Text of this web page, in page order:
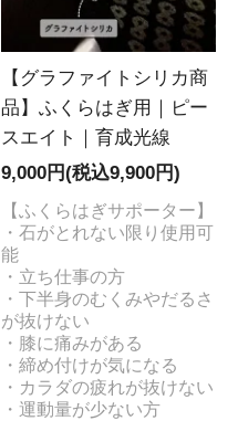
【グラファイトシリカ商
品】ふくらはぎ用｜ピー
スエイト｜育成光線
9,000円(税込9,900円)
【ふくらはぎサポーター】
・石がとれない限り使用可
能
・立ち仕事の方
・下半身のむくみやだるさ
が抜けない
・膝に痛みがある
・締め付けが気になる
・カラダの疲れが抜けない
・運動量が少ない方